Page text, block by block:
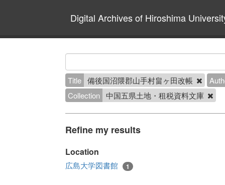
Digital Archives of Hiroshima
Title 備後国沼隈郡山手村畠ヶ田改帳
Collection 中国五県土地・租税資料文庫
Refine my results
Location
広島大学図書館 1